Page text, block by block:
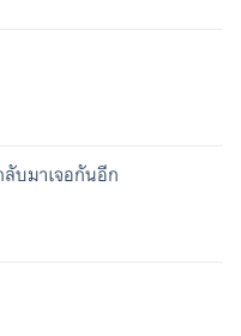
บมาเจอกันอีก